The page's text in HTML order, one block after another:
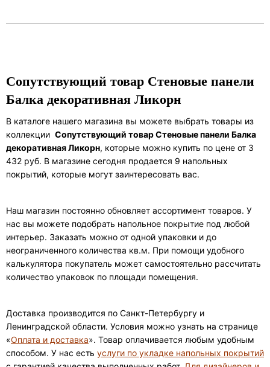
Сопутствующий товар Стеновые панели
Балка декоративная Ликорн
В каталоге нашего магазина вы можете выбрать товары из
коллекции Сопутствующий товар Стеновые панели Балка
декоративная Ликорн, которые можно купить по цене от 3
432 руб. В магазине сегодня продается 9 напольных
покрытий, которые могут заинтересовать вас.
Наш магазин постоянно обновляет ассортимент товаров. У
нас вы можете подобрать напольное покрытие под любой
интерьер. Заказать можно от одной упаковки и до
неограниченного количества кв.м. При помощи удобного
калькулятора покупатель может самостоятельно рассчитать
количество упаковок по площади помещения.
Доставка производится по Санкт-Петербургу и
Ленинградской области. Условия можно узнать на странице
«Оплата и доставка». Товар оплачивается любым удобным
способом. У нас есть услуги по укладке напольных покрытий